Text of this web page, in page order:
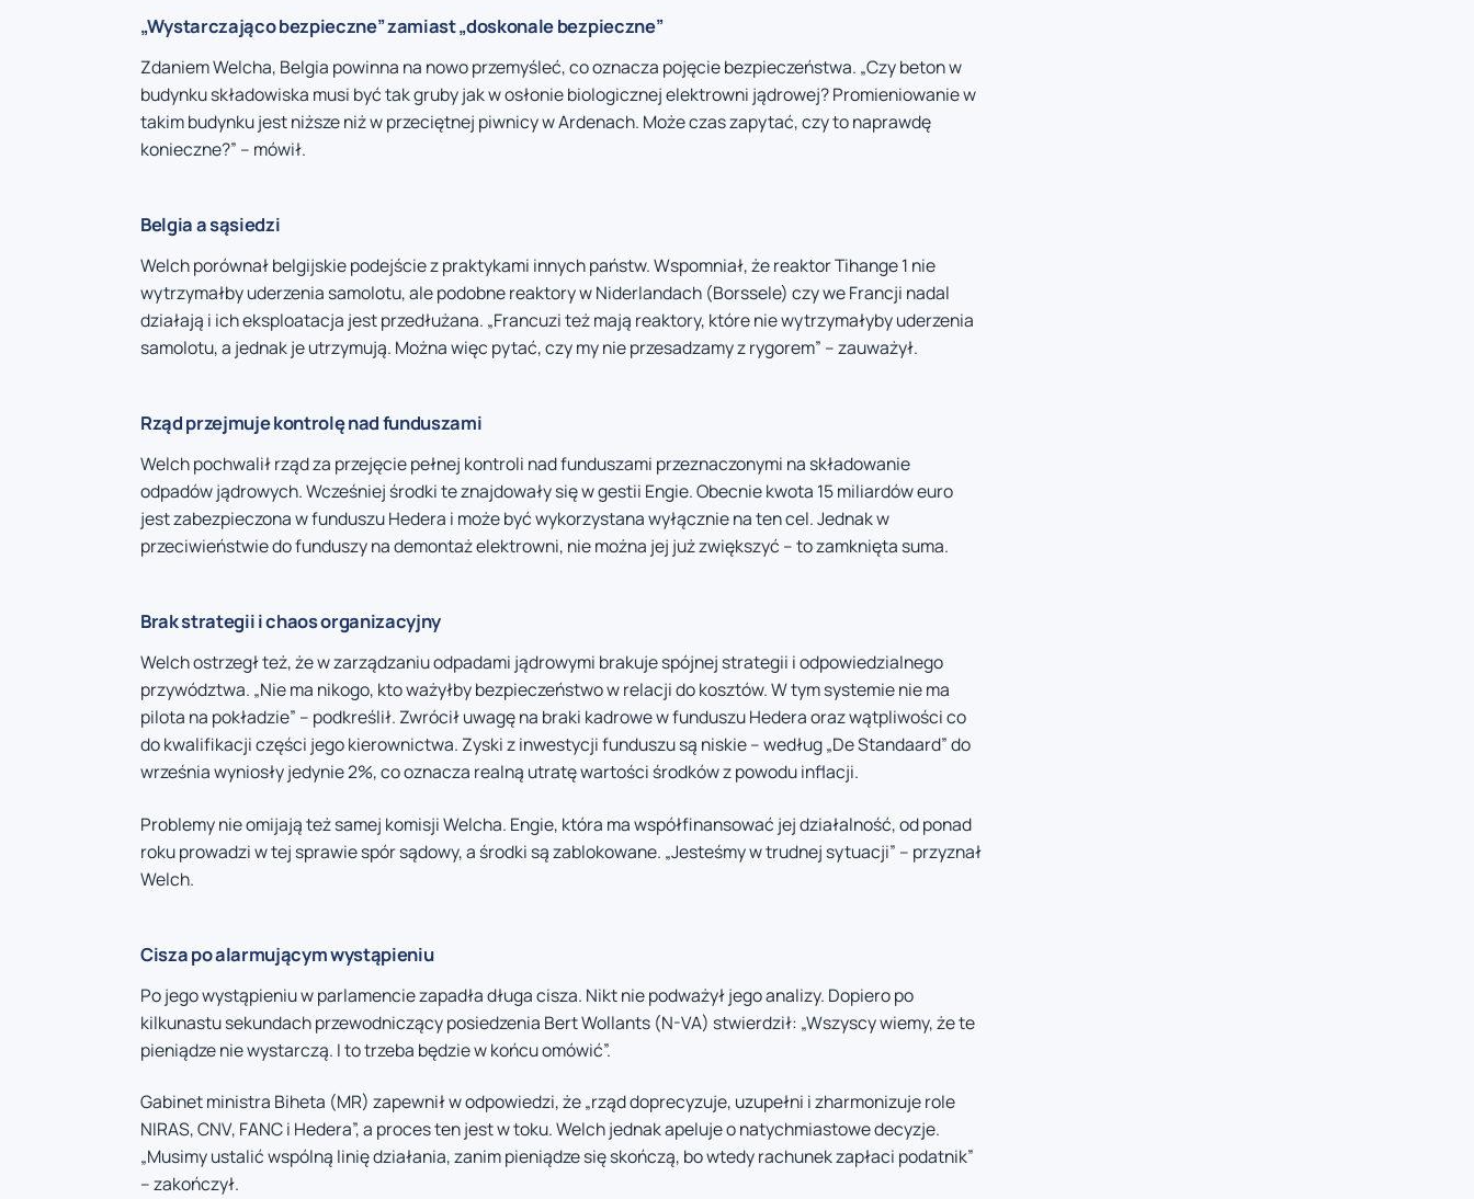
„Wystarczająco bezpieczne” zamiast „doskonale bezpieczne”
Zdaniem Welcha, Belgia powinna na nowo przemyśleć, co oznacza pojęcie bezpieczeństwa. „Czy beton w
budynku składowiska musi być tak gruby jak w osłonie biologicznej elektrowni jądrowej? Promieniowanie w
takim budynku jest niższe niż w przeciętnej piwnicy w Ardenach. Może czas zapytać, czy to naprawdę
konieczne?” – mówił.
Belgia a sąsiedzi
Welch porównał belgijskie podejście z praktykami innych państw. Wspomniał, że reaktor Tihange 1 nie
wytrzymałby uderzenia samolotu, ale podobne reaktory w Niderlandach (Borssele) czy we Francji nadal
działają i ich eksploatacja jest przedłużana. „Francuzi też mają reaktory, które nie wytrzymałyby uderzenia
samolotu, a jednak je utrzymują. Można więc pytać, czy my nie przesadzamy z rygorem” – zauważył.
Rząd przejmuje kontrolę nad funduszami
Welch pochwalił rząd za przejęcie pełnej kontroli nad funduszami przeznaczonymi na składowanie
odpadów jądrowych. Wcześniej środki te znajdowały się w gestii Engie. Obecnie kwota 15 miliardów euro
jest zabezpieczona w funduszu Hedera i może być wykorzystana wyłącznie na ten cel. Jednak w
przeciwieństwie do funduszy na demontaż elektrowni, nie można jej już zwiększyć – to zamknięta suma.
Brak strategii i chaos organizacyjny
Welch ostrzegł też, że w zarządzaniu odpadami jądrowymi brakuje spójnej strategii i odpowiedzialnego
przywództwa. „Nie ma nikogo, kto ważyłby bezpieczeństwo w relacji do kosztów. W tym systemie nie ma
pilota na pokładzie” – podkreślił. Zwrócił uwagę na braki kadrowe w funduszu Hedera oraz wątpliwości co
do kwalifikacji części jego kierownictwa. Zyski z inwestycji funduszu są niskie – według „De Standaard” do
września wyniosły jedynie 2%, co oznacza realną utratę wartości środków z powodu inflacji.
Problemy nie omijają też samej komisji Welcha. Engie, która ma współfinansować jej działalność, od ponad
roku prowadzi w tej sprawie spór sądowy, a środki są zablokowane. „Jesteśmy w trudnej sytuacji” – przyznał
Welch.
Cisza po alarmującym wystąpieniu
Po jego wystąpieniu w parlamencie zapadła długa cisza. Nikt nie podważył jego analizy. Dopiero po
kilkunastu sekundach przewodniczący posiedzenia Bert Wollants (N-VA) stwierdził: „Wszyscy wiemy, że te
pieniądze nie wystarczą. I to trzeba będzie w końcu omówić”.
Gabinet ministra Biheta (MR) zapewnił w odpowiedzi, że „rząd doprecyzuje, uzupełni i zharmonizuje role
NIRAS, CNV, FANC i Hedera”, a proces ten jest w toku. Welch jednak apeluje o natychmiastowe decyzje.
„Musimy ustalić wspólną linię działania, zanim pieniądze się skończą, bo wtedy rachunek zapłaci podatnik”
– zakończył.